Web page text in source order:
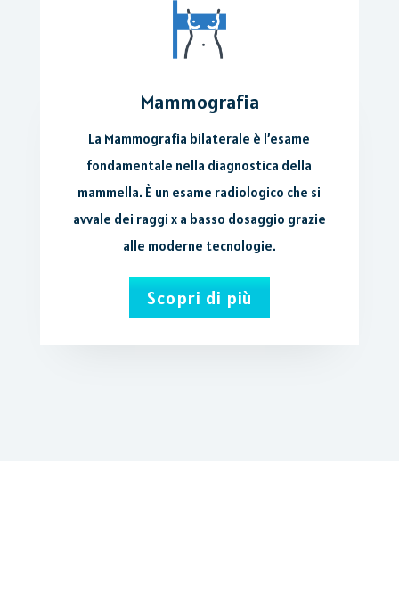
Mammografia
La Mammografia bilaterale è l’esame
fondamentale nella diagnostica della
mammella. È un esame radiologico che si
avvale dei raggi x a basso dosaggio grazie
alle moderne tecnologie.
Scopri di più